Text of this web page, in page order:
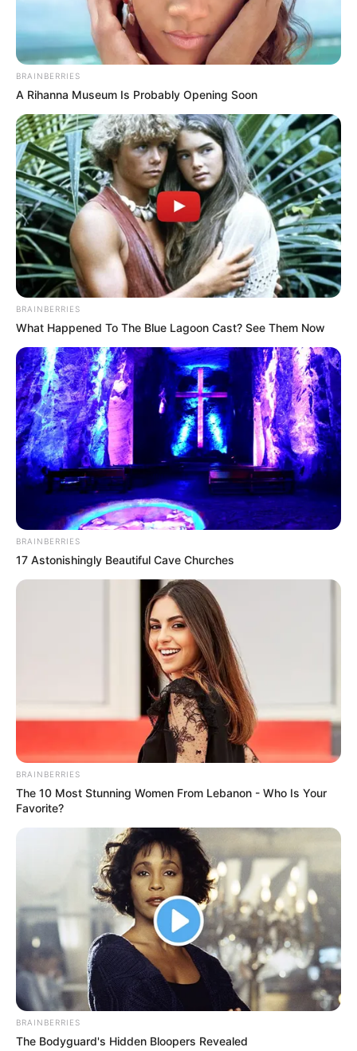
BRAINBERRIES
A Rihanna Museum Is Probably Opening Soon
BRAINBERRIES
What Happened To The Blue Lagoon Cast? See Them Now
BRAINBERRIES
17 Astonishingly Beautiful Cave Churches
BRAINBERRIES
The 10 Most Stunning Women From Lebanon - Who Is Your
Favorite?
BRAINBERRIES
The Bodyguard's Hidden Bloopers Revealed